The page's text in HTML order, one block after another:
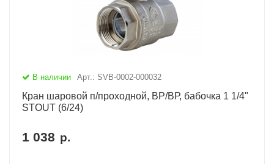
В наличии Арт.: SVB-0002-000032
Кран шаровой п/проходной, ВР/ВР, бабочка 1 1/4"
STOUT (6/24)
1 038 р.